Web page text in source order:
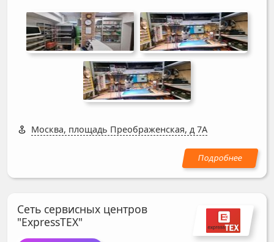
Москва, площадь Преображенская, д 7А
Сеть сервисных центров
"ExpressTEX"